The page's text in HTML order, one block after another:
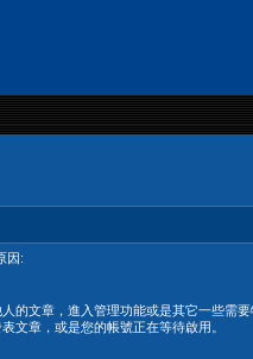
因:
的文章，進入管理功能或是其它一些需要
文章，或是您的帳號正在等待啟用。